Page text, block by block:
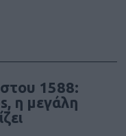
1588:
η μεγάλη